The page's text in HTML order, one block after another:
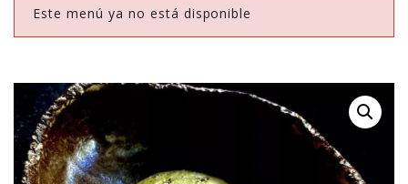
Este menú ya no está disponible